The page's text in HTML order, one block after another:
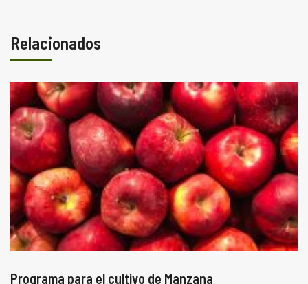
Relacionados
Programa para el cultivo de Manzana